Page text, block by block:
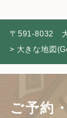
〒591-8032
> 大きな地図
ご予約